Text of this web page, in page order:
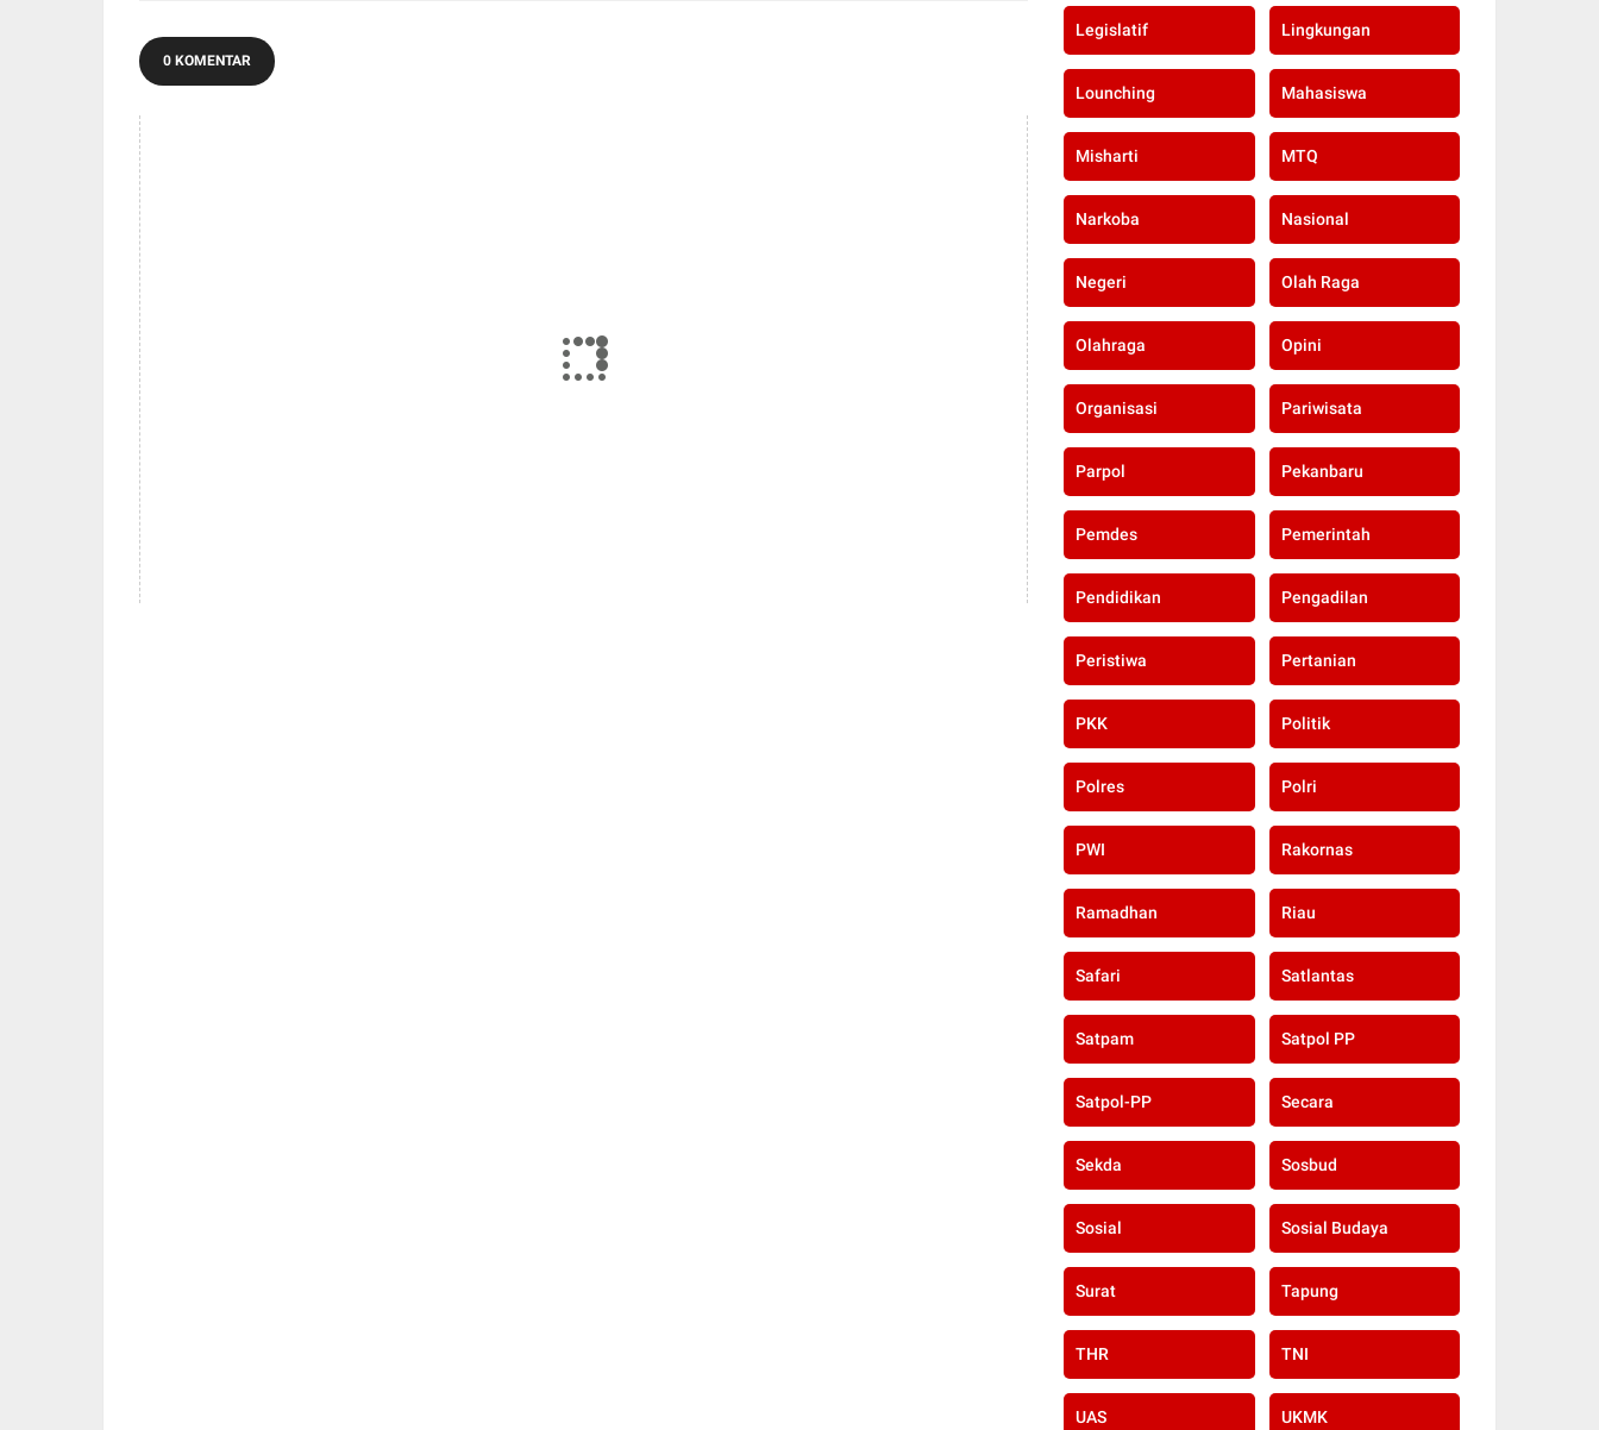
0 KOMENTAR
Legislatif Lingkungan
Lounching Mahasiswa
Misharti MTQ
Narkoba Nasional
Negeri Olah Raga
Olahraga Opini
Organisasi Pariwisata
Parpol Pekanbaru
Pemdes Pemerintah
Pendidikan Pengadilan
Peristiwa Pertanian
PKK Politik
Polres Polri
PWI Rakornas
Ramadhan Riau
Safari Satlantas
Satpam Satpol PP
Satpol-PP Secara
Sekda Sosbud
Sosial Sosial Budaya
Surat Tapung
THR TNI
UAS UKMK